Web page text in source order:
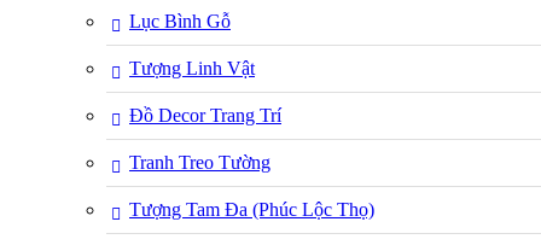
Lục Bình Gỗ
Tượng Linh Vật
Đồ Decor Trang Trí
Tranh Treo Tường
Tượng Tam Đa (Phúc Lộc Thọ)